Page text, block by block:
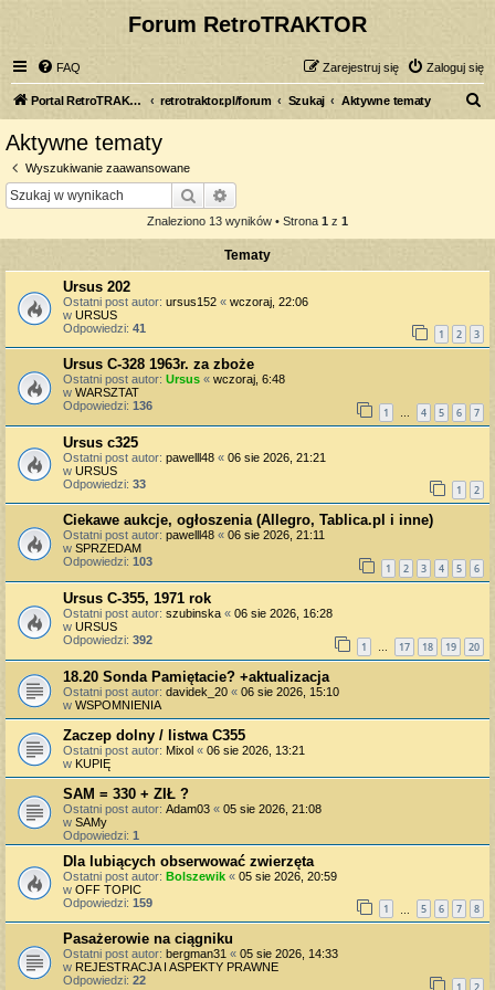
Forum RetroTRAKTOR
FAQ Zaloguj się
Zarejestruj się
Portal RetroTRAKTOR.pl retrotraktor.pl/forum Szukaj Aktywne tematy
Aktywne tematy
Wyszukiwanie zaawansowane
Szukaj
Znaleziono 13 wyników • Strona 1 z 1
Tematy
Ursus 202
Ostatni post autor: ursus152 « wczoraj, 22:06
w URSUS
Odpowiedzi: 41 1 2 3
Ursus C-328 1963r. za zboże
Ostatni post autor: Ursus « wczoraj, 6:48
w WARSZTAT
Odpowiedzi: 136 1 … 4 5 6 7
Ursus c325
Ostatni post autor: pawelll48 « 06 sie 2026, 21:21
w URSUS
Odpowiedzi: 33 1 2
Ciekawe aukcje, ogłoszenia (Allegro, Tablica.pl i inne)
Ostatni post autor: pawelll48 « 06 sie 2026, 21:11
w SPRZEDAM
Odpowiedzi: 103 1 2 3 4 5 6
Ursus C-355, 1971 rok
Ostatni post autor: szubinska « 06 sie 2026, 16:28
w URSUS
Odpowiedzi: 392 1 … 17 18 19 20
18.20 Sonda Pamiętacie? +aktualizacja
Ostatni post autor: davidek_20 « 06 sie 2026, 15:10
w WSPOMNIENIA
Zaczep dolny / listwa C355
Ostatni post autor: Mixol « 06 sie 2026, 13:21
w KUPIĘ
SAM = 330 + ZIŁ ?
Ostatni post autor: Adam03 « 05 sie 2026, 21:08
w SAMy
Odpowiedzi: 1
Dla lubiących obserwować zwierzęta
Ostatni post autor: Bolszewik « 05 sie 2026, 20:59
w OFF TOPIC
Odpowiedzi: 159 1 5 6 7 8
Pasażerowie na ciągniku
Ostatni post autor: bergman31 « 05 sie 2026, 14:33
w REJESTRACJA I ASPEKTY PRAWNE
Odpowiedzi: 22